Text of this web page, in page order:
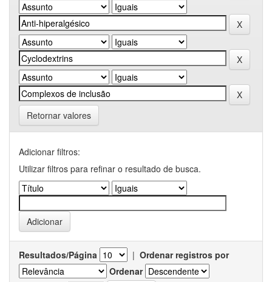
Retornar valores
Adicionar filtros:
Utilizar filtros para refinar o resultado de busca.
Resultados/Página | Ordenar registros por
Ordenar